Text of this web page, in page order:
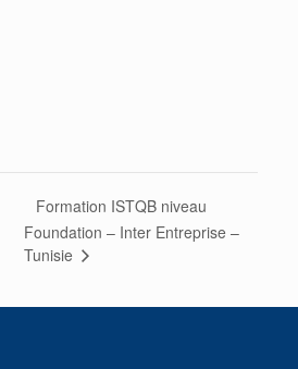
Formation ISTQB niveau
Foundation – Inter Entreprise –
Tunisie